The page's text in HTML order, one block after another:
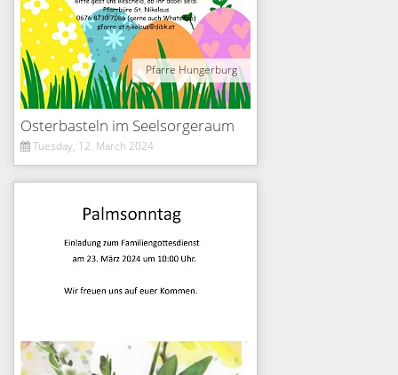
Pfarre Hungerburg
Osterbasteln im Seelsorgeraum
Tuesday, 12. March 2024